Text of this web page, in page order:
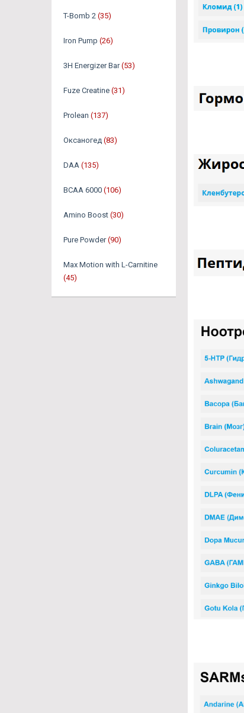
T-Bomb 2 (35)
Iron Pump (26)
3H Energizer Bar (53)
Fuze Creatine (31)
Prolean (137)
Оксаногед (83)
DAA (135)
BCAA 6000 (106)
Amino Boost (30)
Pure Powder (90)
Max Motion with L-Carnitine
(45)